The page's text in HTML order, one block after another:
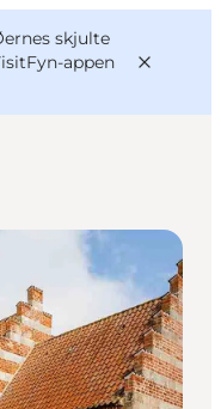
skjulte
appen